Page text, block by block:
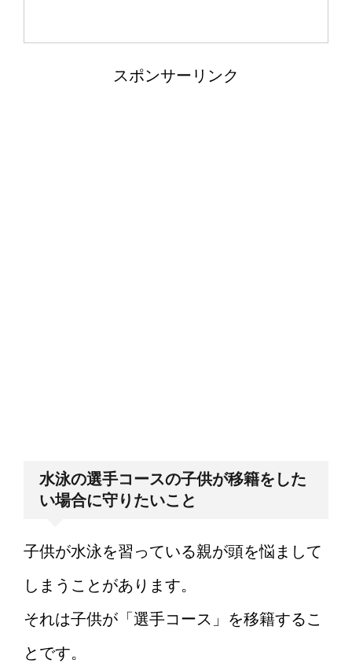
スポンサーリンク
水泳の選手コースの子供が移籍をした
い場合に守りたいこと
子供が水泳を習っている親が頭を悩まして
しまうことがあります。
それは子供が「選手コース」を移籍するこ
とです。